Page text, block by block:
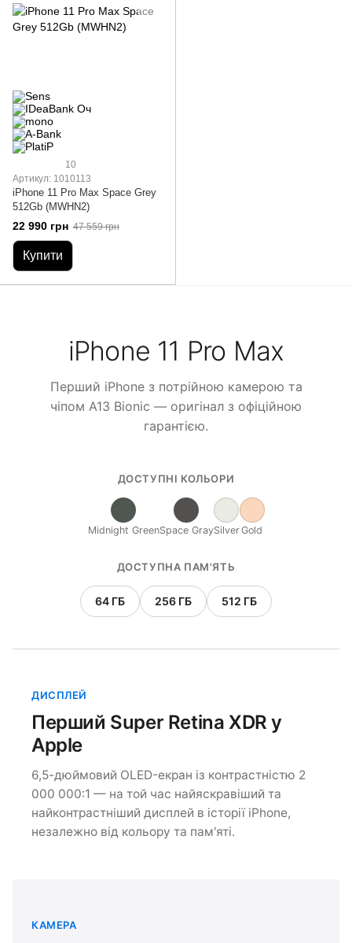
10
Артикул: 1010113
iPhone 11 Pro Max Space Grey
512Gb (MWHN2)
22 990 грн 47 559 грн
Купити
iPhone 11 Pro Max
Перший iPhone з потрійною камерою та
чіпом A13 Bionic — оригінал з офіційною
гарантією.
ДОСТУПНІ КОЛЬОРИ
Midnight GreenSpace GraySilverGold
ДОСТУПНА ПАМ'ЯТЬ
64 ГБ 256 ГБ 512 ГБ
ДИСПЛЕЙ
Перший Super Retina XDR у
Apple
6,5-дюймовий OLED-екран із контрастністю 2
000 000:1 — на той час найяскравіший та
найконтрастніший дисплей в історії iPhone,
незалежно від кольору та пам'яті.
КАМЕРА